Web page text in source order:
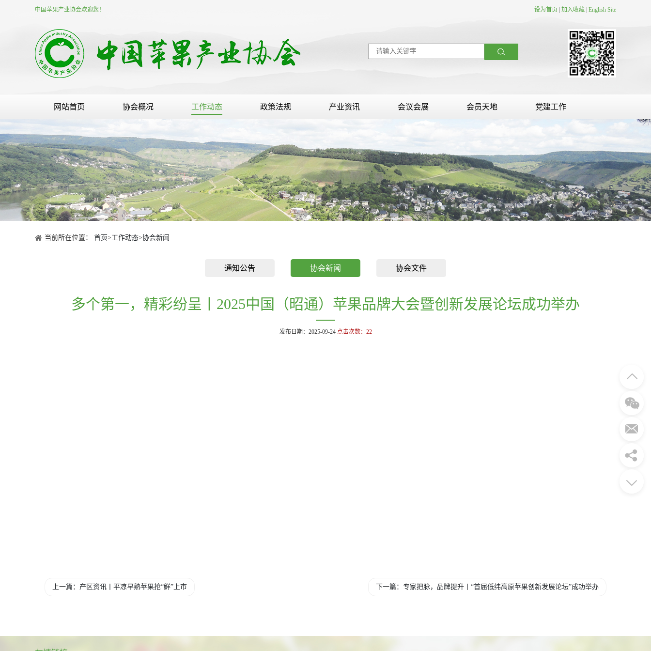
中国苹果产业协会欢迎您！ 设为首页 加入收藏 English Site
网站首页 协会概况 工作动态 政策法规 产业资讯 会议会展 会员天地 党建工作
当前所在位置： 首页>工作动态>协会新闻
通知公告 协会新闻 协会文件
多个第一，精彩纷呈丨2025中国（昭通）苹果品牌大会暨创新发展论坛成功举办
发布日期：2025-09-24 点击次数： 22
上一篇：产区资讯丨平凉早熟苹果抢“鲜”上市 下一篇：专家把脉，品牌提升丨“首届低纬高原苹果创新发展论坛”成功举办